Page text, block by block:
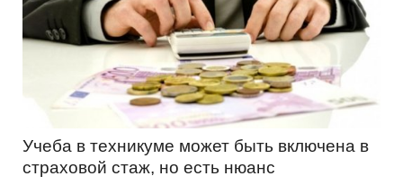
Учеба в техникуме может быть включена в
страховой стаж, но есть нюанс